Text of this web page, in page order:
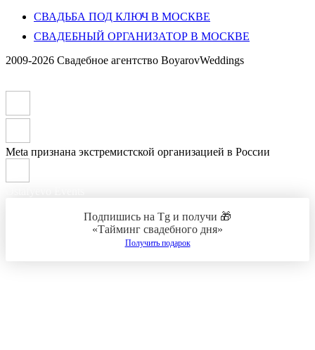
СВАДЬБА ПОД КЛЮЧ В МОСКВЕ
СВАДЕБНЫЙ ОРГАНИЗАТОР В МОСКВЕ
2009-2026 Свадебное агентство BoyarovWeddings
Meta признана экстремистской организацией в России
Подпишись на Tg и получи 🎁
«Тайминг свадебного дня»
Получить подарок